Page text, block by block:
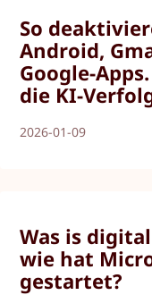
So
Android,
Google-
die KI-
2026-01-09
Was is
wie hat
gestartet?